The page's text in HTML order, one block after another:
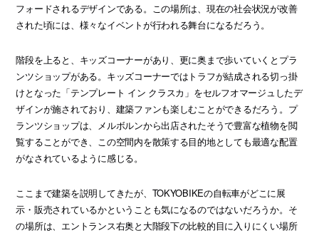
フォードされるデザインである。この場所は、現在の社会状況が改善
された頃には、様々なイベントが行われる舞台になるだろう。
階段を上ると、キッズコーナーがあり、更に奥まで歩いていくとプラ
ンツショップがある。キッズコーナーではトラフが結成される切っ掛
けとなった「テンプレート イン クラスカ」をセルフオマージュしたデ
ザインが施されており、建築ファンも楽しむことができるだろう。プ
ランツショップは、メルボルンから出店されたそうで豊富な植物を閲
覧することができ、この空間内を散策する目的地としても最適な配置
がなされているように感じる。
ここまで建築を説明してきたが、TOKYOBIKEの自転車がどこに展
示・販売されているかということも気になるのではないだろうか。そ
の場所は、エントランス右奥と大階段下の比較的目に入りにくい場所